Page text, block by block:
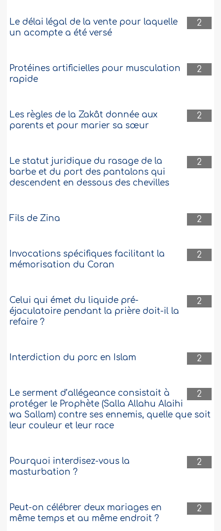
2
Le délai légal de la vente pour laquelle
un acompte a été versé
2
Protéines artificielles pour musculation
rapide
2
Les règles de la Zakât donnée aux
parents et pour marier sa sœur
2
Le statut juridique du rasage de la
barbe et du port des pantalons qui
descendent en dessous des chevilles
2
Fils de Zina
2
Invocations spécifiques facilitant la
mémorisation du Coran
2
Celui qui émet du liquide pré-
éjaculatoire pendant la prière doit-il la
refaire ?
2
Interdiction du porc en Islam
2
Le serment d’allégeance consistait à
protéger le Prophète (Salla Allahu Alaihi
wa Sallam) contre ses ennemis, quelle que soit
leur couleur et leur race
2
Pourquoi interdisez-vous la
masturbation ?
2
Peut-on célébrer deux mariages en
même temps et au même endroit ?